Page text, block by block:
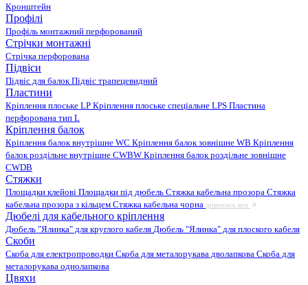
Кронштейн
Профілі
Профіль монтажний перфорований
Стрічки монтажні
Стрічка перфорована
Підвіси
Підвіс для балокПідвіс трапецевидний
Пластини
Кріплення плоське LP Кріплення плоське спеціальне LPS Пластина
перфорована тип L
Кріплення балок
Кріплення балок внутрішне WC Кріплення балок зовнішне WB Кріплення
балок роздільне внутрішне CWBW Кріплення балок роздільне зовнішне
CWDB
Стяжки
Площадки клейові Площадки під дюбель Стяжка кабельна прозора Стяжка
кабельна прозора з кільцем Стяжка кабельна чорна дивитись все
Дюбелі для кабельного кріплення
Дюбель "Ялинка" для круглого кабеля Дюбель "Ялинка" для плоского кабеля
Скоби
Скоба для електропроводки Скоба для металорукава дволапкова Скоба для
металорукава однолапкова
Цвяхи